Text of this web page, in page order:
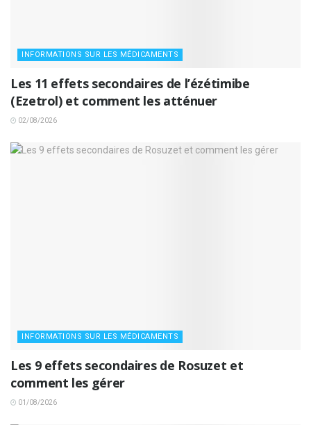
INFORMATIONS SUR LES MÉDICAMENTS
Les 11 effets secondaires de l’ézétimibe
(Ezetrol) et comment les atténuer
02/08/2026
INFORMATIONS SUR LES MÉDICAMENTS
Les 9 effets secondaires de Rosuzet et
comment les gérer
01/08/2026